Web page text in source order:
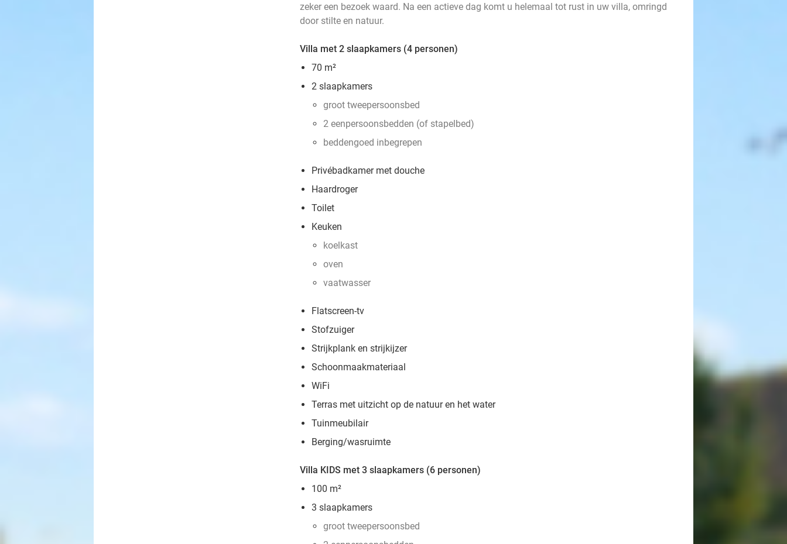
zeker een bezoek waard. Na een actieve dag komt u helemaal tot rust in uw villa, omringd
door stilte en natuur.
Villa met 2 slaapkamers (4 personen)
70 m²
2 slaapkamers
groot tweepersoonsbed
2 eenpersoonsbedden (of stapelbed)
beddengoed inbegrepen
Privébadkamer met douche
Haardroger
Toilet
Keuken
koelkast
oven
vaatwasser
Flatscreen-tv
Stofzuiger
Strijkplank en strijkijzer
Schoonmaakmateriaal
WiFi
Terras met uitzicht op de natuur en het water
Tuinmeubilair
Berging/wasruimte
Villa KIDS met 3 slaapkamers (6 personen)
100 m²
3 slaapkamers
groot tweepersoonsbed